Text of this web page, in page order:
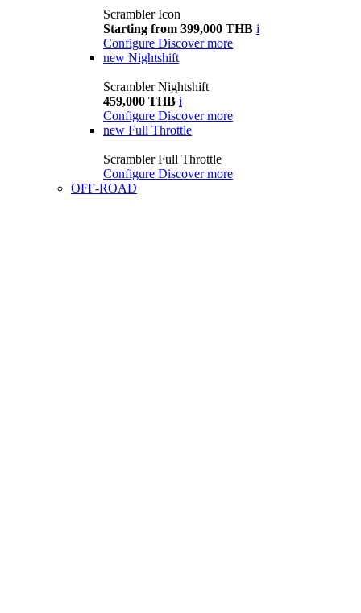
Scrambler Icon
Starting from 399,000 THB i
Configure Discover more
new Nightshift
Scrambler Nightshift
459,000 THB i
Configure Discover more
new Full Throttle
Scrambler Full Throttle
Configure Discover more
OFF-ROAD